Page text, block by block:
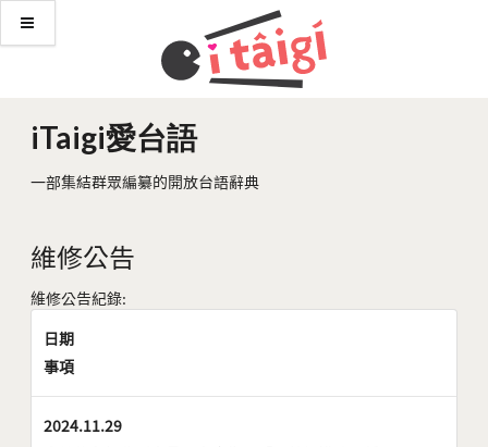
iTaigi愛台語
一部集結群眾編纂的開放台語辭典
維修公告
維修公告紀錄:
日期
事項
2024.11.29